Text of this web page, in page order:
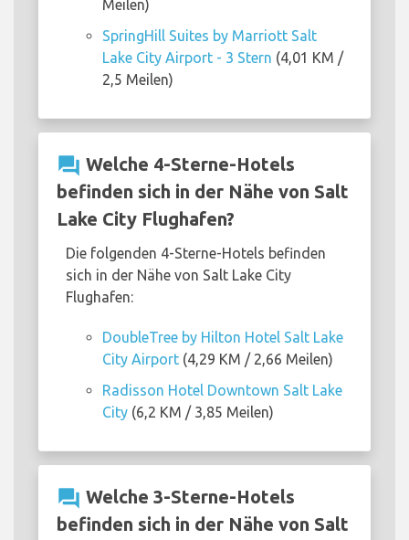
Meilen)
SpringHill Suites by Marriott Salt
Lake City Airport - 3 Stern (4,01 KM /
2,5 Meilen)
question_answer Welche 4-Sterne-Hotels
befinden sich in der Nähe von Salt
Lake City Flughafen?
Die folgenden 4-Sterne-Hotels befinden
sich in der Nähe von Salt Lake City
Flughafen:
DoubleTree by Hilton Hotel Salt Lake
City Airport (4,29 KM / 2,66 Meilen)
Radisson Hotel Downtown Salt Lake
City (6,2 KM / 3,85 Meilen)
question_answer Welche 3-Sterne-Hotels
befinden sich in der Nähe von Salt